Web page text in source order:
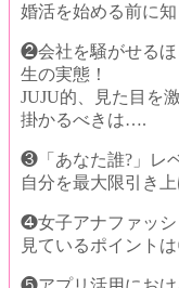
婚活を始める前に
❷会社を騒がせるほ
生の実態！
JUJU的、見た目を
掛かるべきは….
❸「あなた誰?」レ
自分を最大限引き
❹女子アナファッシ
見ているポイントは